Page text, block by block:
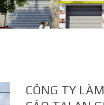
CÔNG TY